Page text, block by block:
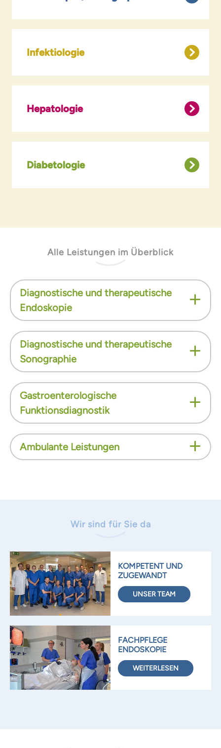
Infektiologie
Hepatologie
Diabetologie
Alle Leistungen im Überblick
Diagnostische und therapeutische
Endoskopie
Diagnostische und therapeutische
Sonographie
Gastroenterologische
Funktionsdiagnostik
Ambulante Leistungen
Wir sind für Sie da
KOMPETENT UND
ZUGEWANDT
UNSER TEAM
FACHPFLEGE
ENDOSKOPIE
WEITERLESEN